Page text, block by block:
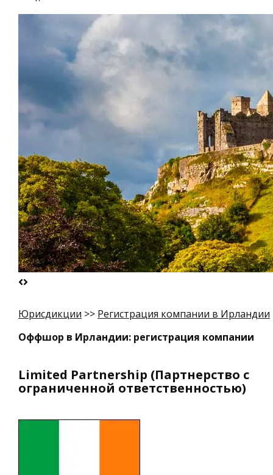
Юрисдикции >> Регистрация компании в Ирландии
Оффшор в Ирландии: регистрация компании
Limited Partnership (Партнерство с
ограниченной ответственностью)